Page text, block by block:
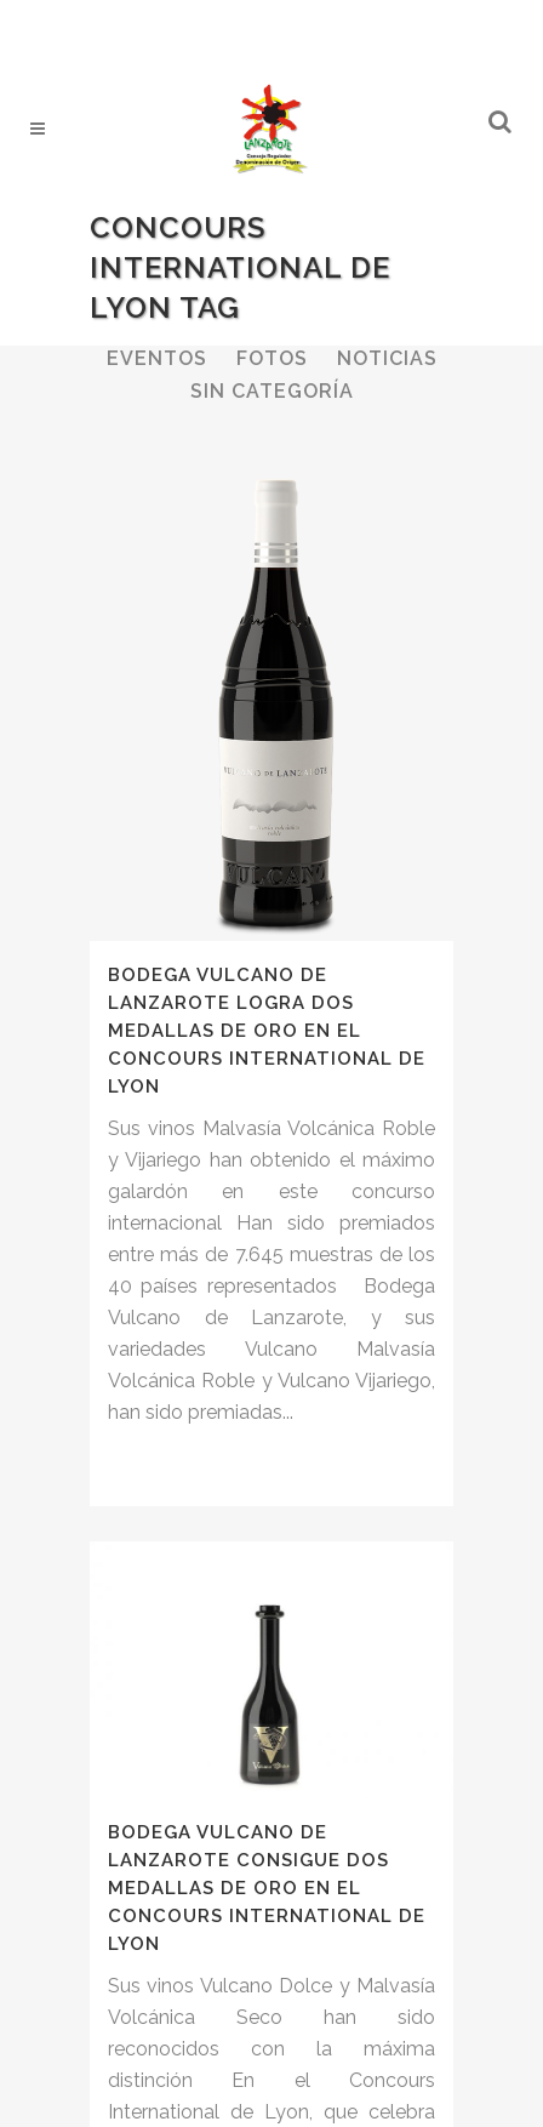
CONCOURS
INTERNATIONAL DE
LYON TAG
ALL BODEGAS
EVENTOS
FOTOS
NOTICIAS
SIN CATEGORÍA
BODEGA VULCANO DE
LANZAROTE LOGRA DOS
MEDALLAS DE ORO EN EL
CONCOURS INTERNATIONAL DE
LYON
Sus vinos Malvasía Volcánica Roble
y Vijariego han obtenido el máximo
galardón en este concurso
internacional Han sido premiados
entre más de 7.645 muestras de los
40 países representados Bodega
Vulcano de Lanzarote, y sus
variedades Vulcano Malvasía
Volcánica Roble y Vulcano Vijariego,
han sido premiadas...
BODEGA VULCANO DE
LANZAROTE CONSIGUE DOS
MEDALLAS DE ORO EN EL
CONCOURS INTERNATIONAL DE
LYON
Sus vinos Vulcano Dolce y Malvasía
Volcánica Seco han sido
reconocidos con la máxima
distinción En el Concours
International de Lyon, que celebra